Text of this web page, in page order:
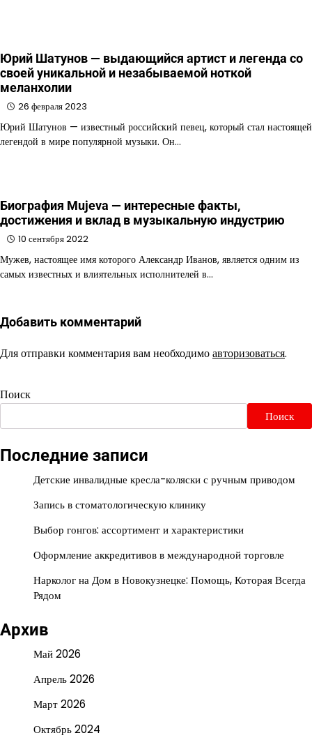
Юрий Шатунов — выдающийся артист и легенда со
своей уникальной и незабываемой ноткой
меланхолии
26 февраля 2023
Юрий Шатунов — известный российский певец, который стал настоящей
легендой в мире популярной музыки. Он…
Биография Mujeva — интересные факты,
достижения и вклад в музыкальную индустрию
10 сентября 2022
Мужев, настоящее имя которого Александр Иванов, является одним из
самых известных и влиятельных исполнителей в…
Добавить комментарий
Для отправки комментария вам необходимоавторизоваться.
Поиск
Поиск
Последние записи
Детские инвалидные кресла-коляски с ручным приводом
Запись в стоматологическую клинику
Выбор гонгов: ассортимент и характеристики
Оформление аккредитивов в международной торговле
Нарколог на Дом в Новокузнецке: Помощь, Которая Всегда
Рядом
Архив
Май 2026
Апрель 2026
Март 2026
Октябрь 2024